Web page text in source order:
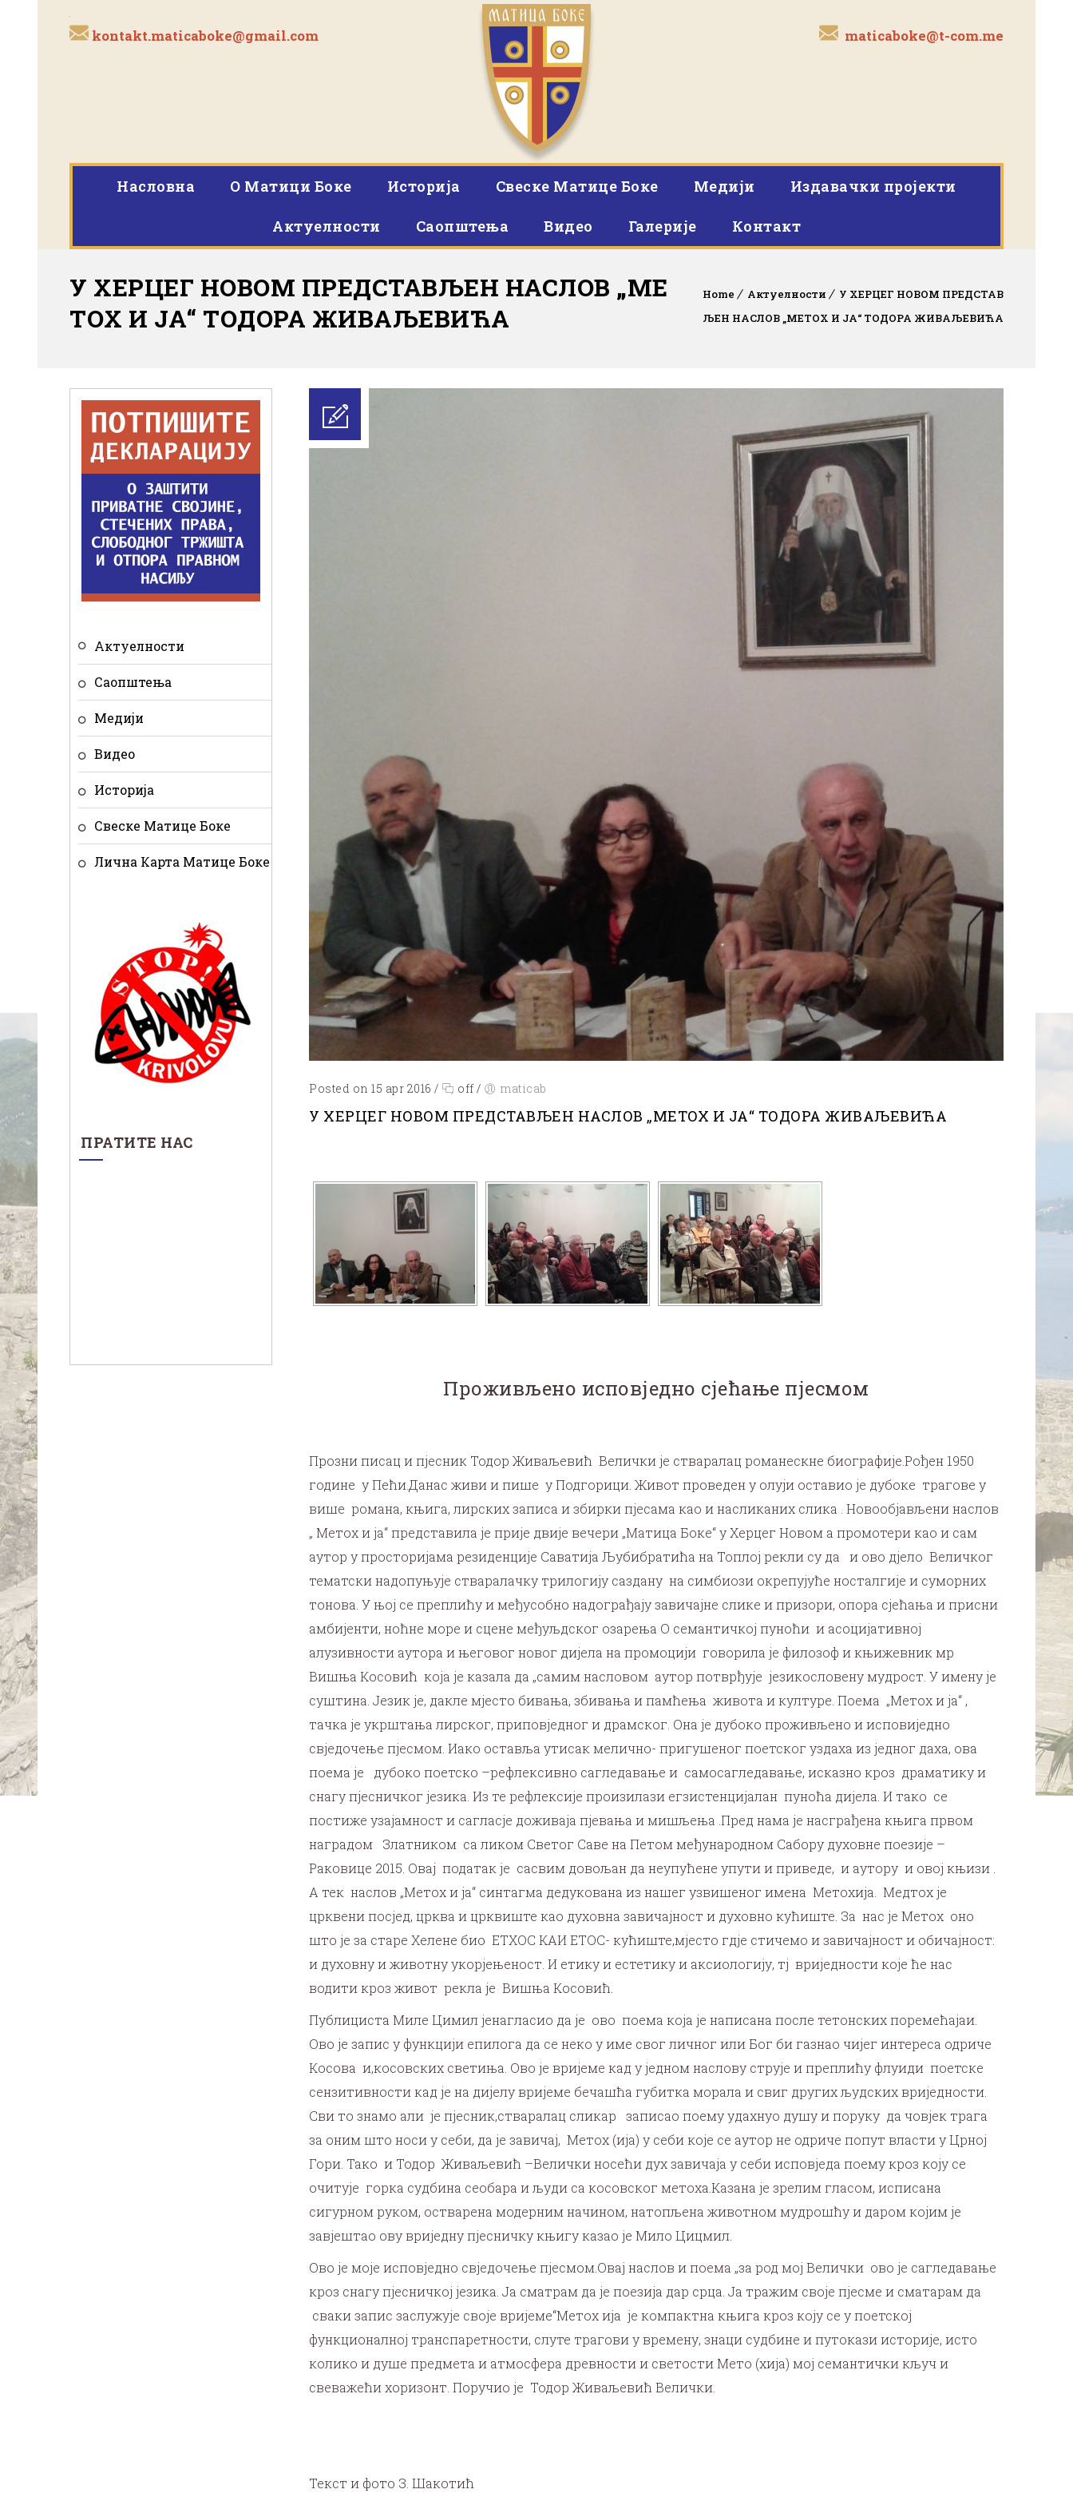
kontakt.maticaboke@gmail.com maticaboke@t-com.me
Насловна O Матици Боке Историја Свеске Матице Боке Медији Издавачки пројекти
Актуелности Саопштења Видео Галерије Контакт
У ХЕРЦЕГ НОВОМ ПРЕДСТАВЉЕН НАСЛОВ „МЕ
ТОХ И ЈА“ ТОДОРА ЖИВАЉЕВИЋА
Home Актуелности
У ХЕРЦЕГ НОВОМ ПРЕДСТАВ
ЉЕН НАСЛОВ „МЕТОХ И ЈА“ ТОДОРА ЖИВАЉЕВИЋА
Posted on 15 apr 2016 / off / maticab
У ХЕРЦЕГ НОВОМ ПРЕДСТАВЉЕН НАСЛОВ „МЕТОХ И ЈА“ ТОДОРА ЖИВАЉЕВИЋА
Проживљено исповједно сјећање пјесмом
Прозни писац и пјесник Тодор Живаљевић Велички је стваралац романескне биографије.Рођен 1950
године у Пећи.Данас живи и пише у Подгорици. Живот проведен у олуји оставио је дубоке трагове у
више романа, књига, лирских записа и збирки пјесама као и насликаних слика . Новообјављени наслов
„ Метох и ја“ представила је прије двије вечери „Матица Боке“ у Херцег Новом а промотери као и сам
аутор у просторијама резиденције Саватија Љубибратића на Топлој рекли су да и ово дјело Величког
тематски надопуњује стваралачку трилогију саздану на симбиози окрепујуће носталгије и суморних
тонова. У њој се преплићу и међусобно надограђају завичајне слике и призори, опора сјећања и присни
амбијенти, ноћне море и сцене међуљдског озарења О семантичкој пуноћи и асоцијативној
алузивности аутора и његовог новог дијела на промоцији говорила је филозоф и књижевник мр
Вишња Косовић која је казала да „самим насловом аутор потврђује језикословену мудрост. У имену је
суштина. Језик је, дакле мјесто бивања, збивања и памћења живота и културе. Поема „Метох и ја“ ,
тачка је укрштања лирског, приповједног и драмског. Она је дубоко проживљено и исповиједно
свједочење пјесмом. Иако оставља утисак мелично- пригушеног поетског уздаха из једног даха, ова
поема је дубоко поетско –рефлексивно сагледавање и самосагледавање, исказно кроз драматику и
снагу пјесничког језика. Из те рефлексије произилази егзистенцијалан пуноћа дијела. И тако се
постиже узајамност и сагласје доживаја пјевања и мишљења .Пред нама је насграђена књига првом
наградом Златником са ликом Светог Саве на Петом међународном Сабору духовне поезије –
Раковице 2015. Овај податак је сасвим довољан да неупућене упути и приведе, и аутору и овој књизи .
А тек наслов „Метох и ја“ синтагма дедукована из нашег узвишеног имена Метохија. Медтох је
црквени посјед, црква и црквиште као духовна завичајност и духовно кућиште. За нас је Метох оно
што је за старе Хелене био ЕТХОС КАИ ЕТОС- кућиште,мјесто гдје стичемо и завичајност и обичајност:
и духовну и животну укорјењеност. И етику и естетику и аксиологију, тј вриједности које ће нас
водити кроз живот рекла је Вишња Косовић.
Публициста Миле Цимил јенагласио да је ово поема која је написана после тетонских поремећајаи.
Ово је запис у функцији епилога да се неко у име свог личног или Бог би газнао чијег интереса одриче
Косова и,косовских светиња. Ово је вријеме кад у једном наслову струје и преплићу флуиди поетске
сензитивности кад је на дијелу вријеме бечашћа губитка морала и свиг других људских вриједности.
Сви то знамо али је пјесник,стваралац сликар записао поему удахнуо душу и поруку да човјек трага
за оним што носи у себи, да је завичај, Метох (ија) у себи које се аутор не одриче попут власти у Црној
Гори. Тако и Тодор Живаљевић –Велички носећи дух завичаја у себи исповједа поему кроз коју се
очитује горка судбина сеобара и људи са косовског метоха.Казана је зрелим гласом, исписана
сигурном руком, остварена модерним начином, натопљена животном мудрошћу и даром којим је
завјештао ову вриједну пјесничку књигу казао је Мило Цицмил.
Ово је моје исповједно свједочење пјесмом.Овај наслов и поема „за род мој Велички ово је сагледавање
кроз снагу пјесничкој језика. Ја сматрам да је поезија дар срца. Ја тражим своје пјесме и сматарам да
сваки запис заслужује своје вријеме“Метох ија је компактна књига кроз коју се у поетској
функционалној транспаретности, слуте трагови у времену, знаци судбине и путокази историје, исто
колико и душе предмета и атмосфера древности и светости Мето (хија) мој семантички кључ и
свеважећи хоризонт. Поручио је Тодор Живаљевић Велички.
Текст и фото З. Шакотић
Актуелности
Саопштења
Медији
Видео
Историја
Свеске Матице Боке
Лична Карта Матице Боке
ПРАТИТЕ НАС